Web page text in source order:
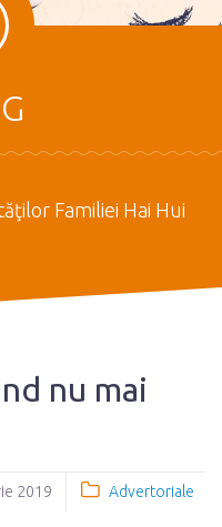
Familiei Hai Hui
nu mai
2019 Advertoriale